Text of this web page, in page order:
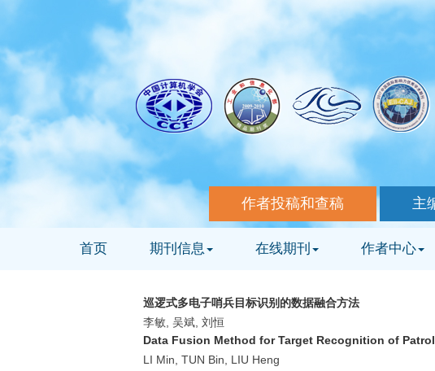
作者投稿和查稿 主
首页 期刊信息 在线期刊 作者中心
巡逻式多电子哨兵目标识别的数据融合方法
李敏, 吴斌, 刘恒
Data Fusion Method for Target Recognition of
LI Min, TUN Bin, LIU Heng